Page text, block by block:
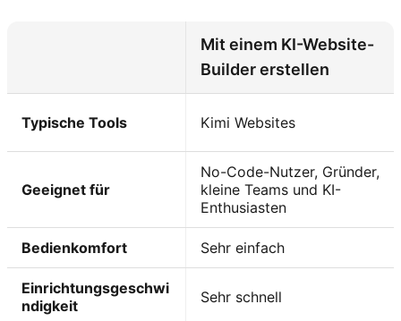
Mit einem KI-Website-
Builder erstellen
Typische Tools Kimi Websites
Geeignet für
No-Code-Nutzer, Gründer,
kleine Teams und KI-
Enthusiasten
Bedienkomfort Sehr einfach
Einrichtungsgeschwi
ndigkeit
Sehr schnell